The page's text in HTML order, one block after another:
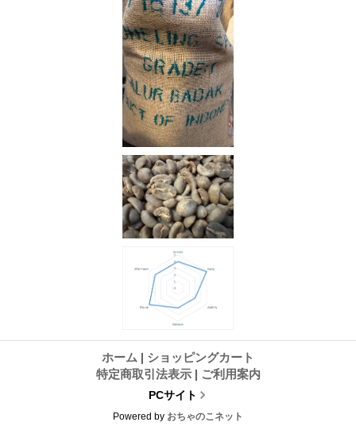
ホーム | ショッピングカート
特定商取引法表示 | ご利用案内
PCサイト
Powered by おちゃのこネット